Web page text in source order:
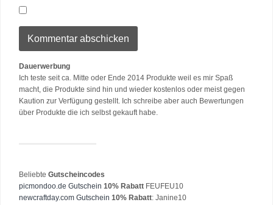
Dauerwerbung
Ich teste seit ca. Mitte oder Ende 2014 Produkte weil es mir Spaß
macht, die Produkte sind hin und wieder kostenlos oder meist gegen
Kaution zur Verfügung gestellt. Ich schreibe aber auch Bewertungen
über Produkte die ich selbst gekauft habe.
Beliebte Gutscheincodes
picmondoo.de Gutschein 10% Rabatt FEUFEU10
newcraftday.com Gutschein 10% Rabatt: Janine10